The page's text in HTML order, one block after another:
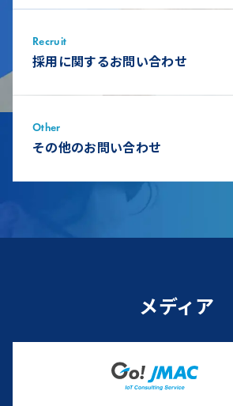
Recruit
採用に関するお問い合わせ
Other
その他のお問い合わせ
メディア